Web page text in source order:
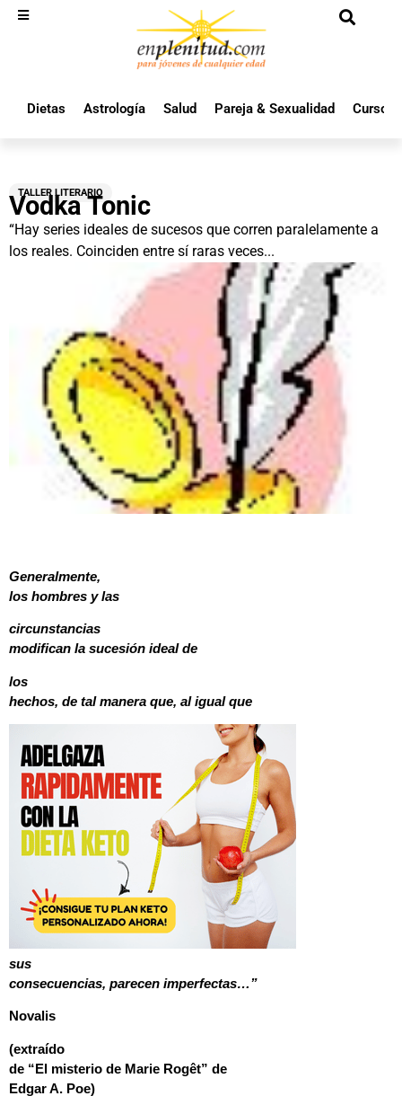
Dietas Astrología Salud Pareja & Sexualidad Cursos
TALLER LITERARIO
Vodka Tonic
“Hay series ideales de sucesos que corren paralelamente a
los reales. Coinciden entre sí raras veces...
Generalmente,
los hombres y las
circunstancias
modifican la sucesión ideal de
los
hechos, de tal manera que, al igual que
sus
consecuencias, parecen imperfectas…”
Novalis
(extraído
de “El misterio de Marie Rogêt” de
Edgar A. Poe)